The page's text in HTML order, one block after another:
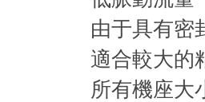
由于具有密
適合較大的
所有機座大